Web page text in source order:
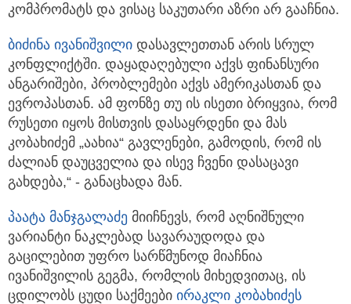
კომპრომატს და ვისაც საკუთარი აზრი არ გააჩნია.
ბიძინა ივანიშვილი დასავლეთთან არის სრულ
კონფლიქტში. დაყადაღებული აქვს ფინანსური
ანგარიშები, პრობლემები აქვს ამერიკასთან და
ევროპასთან. ამ ფონზე თუ ის ისეთი ბრიყვია, რომ
რუსეთი იყოს მისთვის დასაყრდენი და მას
კობახიძემ „აახია“ გავლენები, გამოდის, რომ ის
ძალიან დაუცველია და ისევ ჩვენი დასაცავი
გახდება,“ - განაცხადა მან.
პაატა მანჯგალაძე მიიჩნევს, რომ აღნიშნული
ვარიანტი ნაკლებად სავარაუდოდა და
გაცილებით უფრო სარწმუნოდ მიაჩნია
ივანიშვილის გეგმა, რომლის მიხედვითაც, ის
ცდილობს ცუდი საქმეები ირაკლი კობახიძეს